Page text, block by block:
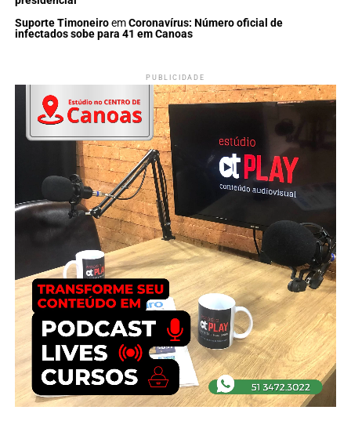
Suporte TimoneiroemCoronavírus: Número oficial de
infectados sobe para 41 em Canoas
PUBLICIDADE